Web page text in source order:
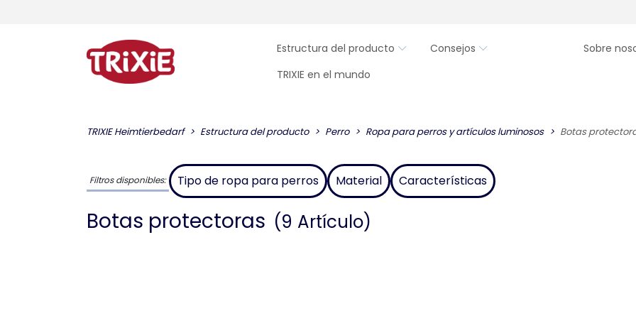
Estructura del producto Consejos
Sobre
TRIXIE en el mundo
TRIXIE Heimtierbedarf Estructura del producto Perro Ropa para perros y artículos luminosos Botas
Filtros disponibles: Tipo de ropa para perros Material Características
Botas protectoras (9 Artículo)